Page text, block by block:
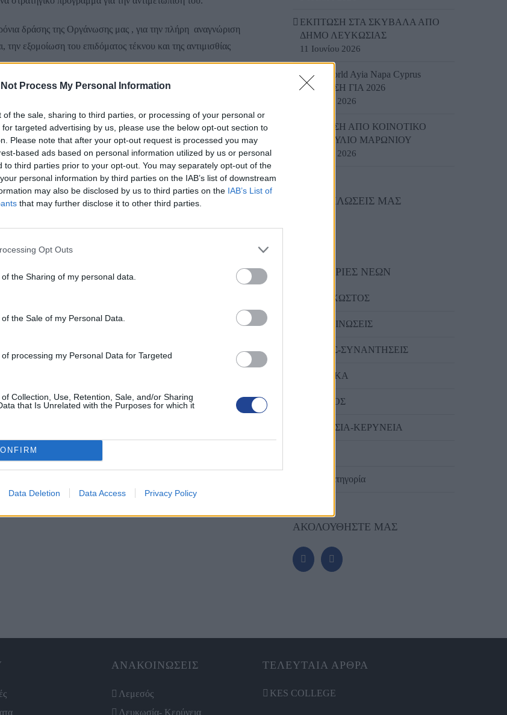
Not Process My Personal Information
of the sale, sharing to third parties, or processing of your personal or
targeted advertising by us, please use the below opt-out section to
Please note that after your opt-out request is processed you may
based ads based on personal information utilized by us or personal
to third parties prior to your opt-out. You may separately opt-out of the
personal information by third parties on the IAB’s list of downstream
may also be disclosed by us to third parties on the IAB’s List of
that may further disclose it to other third parties.
Opt Outs
the Sharing of my personal data.
the Sale of my Personal Data.
processing my Personal Data for Targeted
Collection, Use, Retention, Sale, and/or Sharing
that Is Unrelated with the Purposes for which it
Data Deletion Data Access Privacy Policy
δράσης της Οργάνωσης μας , για την πλήρη αναγνώριση
την εξομοίωση του επιδόματος τέκνου και της αντιμισθίας
έγινε και συμφώνησε ότι το δημογραφικό είναι μείζον
βάση και των δικών μας προτάσεων μας, ενώ στη συνέχεια
.
μας Συνεδρίου με τα βασικά αιτήματα της Οργάνωσης μας
Δημογραφικής Πολιτικής.
Pinterest
ΕΚΠΤΩΣΗ ΣΤΑ ΣΚΥΒΑΛΑ ΑΠΟ
ΔΗΜΟ ΛΕΥΚΩΣΙΑΣ
11 Ιουνίου 2026
Water World Ayia Napa Cyprus
ΕΚΠΤΩΣΗ ΓΙΑ 2026
8 Ιουνίου 2026
ΕΚΠΤΩΣΗ ΑΠΟ ΚΟΙΝΟΤΙΚΟ
ΣΥΜΒΟΥΛΙΟ ΜΑΡΩΝΙΟΥ
3 Ιουνίου 2026
ΟΙ ΕΚΔΗΛΩΣΕΙΣ ΜΑΣ
ΚΑΤΗΓΟΡΙΕΣ ΝΕΩΝ
ΑΜΜΟΧΩΣΤΟΣ
ΑΝΑΚΟΙΝΩΣΕΙΣ
ΔΡΑΣΕΙΣ-ΣΥΝΑΝΤΗΣΕΙΣ
ΛΑΡΝΑΚΑ
ΛΕΜΕΣΟΣ
ΛΕΥΚΩΣΙΑ-ΚΕΡΥΝΕΙΑ
Χωρίς κατηγορία
ΑΚΟΛΟΥΘΗΣΤΕ ΜΑΣ
ΑΝΑΚΟΙΝΩΣΕΙΣ
Λεμεσός
Λευκωσία- Κερύνεια
ΤΕΛΕΥΤΑΙΑ ΑΡΘΡΑ
KES COLLEGE